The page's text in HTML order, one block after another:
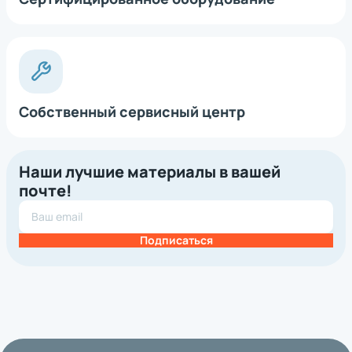
Собственный сервисный центр
Наши лучшие материалы в вашей
почте!
Подписаться